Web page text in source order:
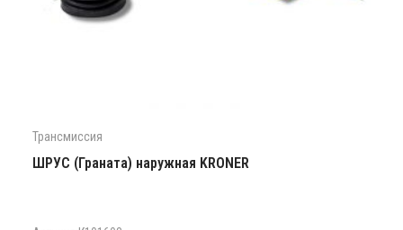
Трансмиссия
ШРУС (Граната) наружная KRONER